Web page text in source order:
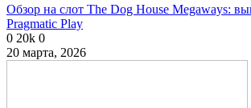
Обзор на слот The Dog House Megaways:
Pragmatic Play
0 20k 0
20 марта, 2026